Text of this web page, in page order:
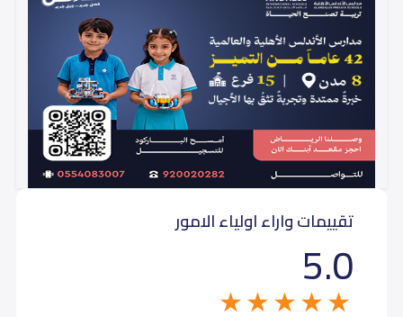
تقييمات واراء اولياء الامور
5.0